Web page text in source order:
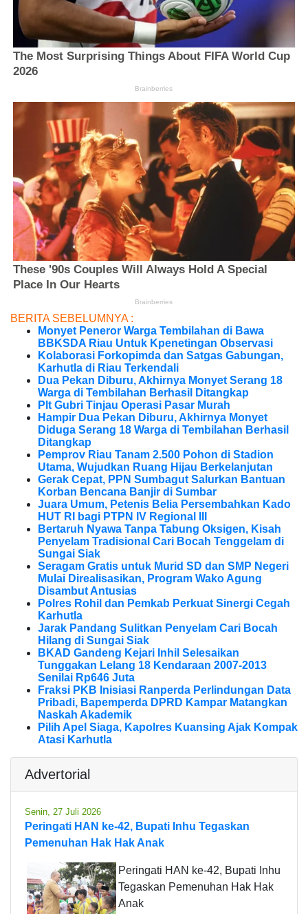
BERITA SEBELUMNYA :
Monyet Peneror Warga Tembilahan di Bawa
BBKSDA Riau Untuk Kpenetingan Observasi
Kolaborasi Forkopimda dan Satgas Gabungan,
Karhutla di Riau Terkendali
Dua Pekan Diburu, Akhirnya Monyet Serang 18
Warga di Tembilahan Berhasil Ditangkap
Plt Gubri Tinjau Operasi Pasar Murah
Hampir Dua Pekan Diburu, Akhirnya Monyet
Diduga Serang 18 Warga di Tembilahan Berhasil
Ditangkap
Pemprov Riau Tanam 2.500 Pohon di Stadion
Utama, Wujudkan Ruang Hijau Berkelanjutan
Gerak Cepat, PPN Sumbagut Salurkan Bantuan
Korban Bencana Banjir di Sumbar
Juara Umum, Petenis Belia Persembahkan Kado
HUT RI bagi PTPN IV Regional III
Bertaruh Nyawa Tanpa Tabung Oksigen, Kisah
Penyelam Tradisional Cari Bocah Tenggelam di
Sungai Siak
Seragam Gratis untuk Murid SD dan SMP Negeri
Mulai Direalisasikan, Program Wako Agung
Disambut Antusias
Polres Rohil dan Pemkab Perkuat Sinergi Cegah
Karhutla
Jarak Pandang Sulitkan Penyelam Cari Bocah
Hilang di Sungai Siak
BKAD Gandeng Kejari Inhil Selesaikan
Tunggakan Lelang 18 Kendaraan 2007-2013
Senilai Rp646 Juta
Fraksi PKB Inisiasi Ranperda Perlindungan Data
Pribadi, Bapemperda DPRD Kampar Matangkan
Naskah Akademik
Pilih Apel Siaga, Kapolres Kuansing Ajak Kompak
Atasi Karhutla
Advertorial
Senin, 27 Juli 2026
Peringati HAN ke-42, Bupati Inhu Tegaskan
Pemenuhan Hak Hak Anak
Peringati HAN ke-42, Bupati Inhu
Tegaskan Pemenuhan Hak Hak
Anak